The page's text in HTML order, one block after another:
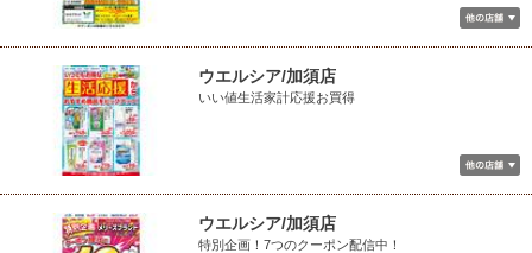
ウエルシア/加須店
いい値生活家計応援お買得
ウエルシア/加須店
特別企画！7つのクーポン配信中！